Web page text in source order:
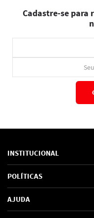
Cadastre-se para
INSTITUCIONAL
Sobre Nós
Marcas
SAC de marcas
Como comprar
POLÍTICAS
Política de Privacidade
Troca e Devoluções
AJUDA